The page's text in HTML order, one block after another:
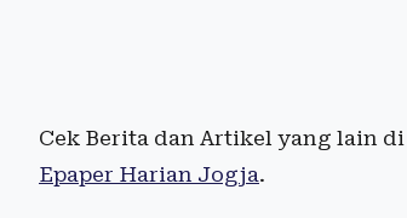
Cek Berita dan Artikel yang lain di
Epaper Harian Jogja.